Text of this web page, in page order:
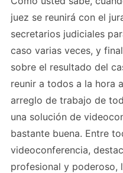
juez se reunirá con el
secretarios judiciales
caso varias veces, y
sobre el resultado del
reunir a todos a la hora
arreglo de trabajo de
una solución de
bastante buena. Entre
videoconferencia,
profesional y poderoso,